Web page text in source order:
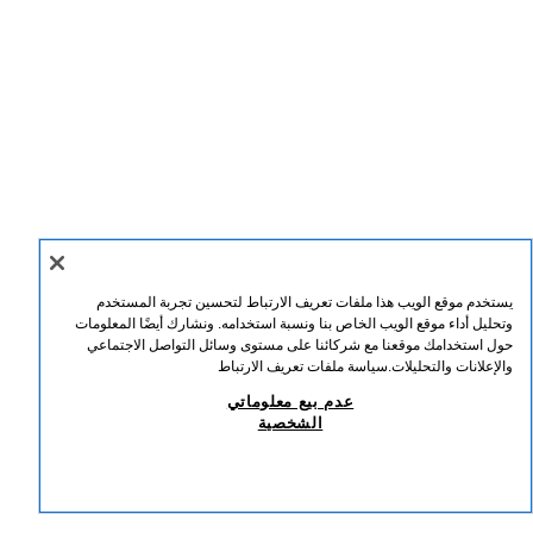
يستخدم موقع الويب هذا ملفات تعريف الارتباط لتحسين تجربة المستخدم
وتحليل أداء موقع الويب الخاص بنا ونسبة استخدامه. ونشارك أيضًا المعلومات
حول استخدامك موقعنا مع شركائنا على مستوى وسائل التواصل الاجتماعي
والإعلانات والتحليلات.سياسة ملفات تعريف الارتباط
عدم بيع معلوماتي
الشخصية